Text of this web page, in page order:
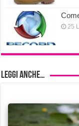
25
Leggi anche…